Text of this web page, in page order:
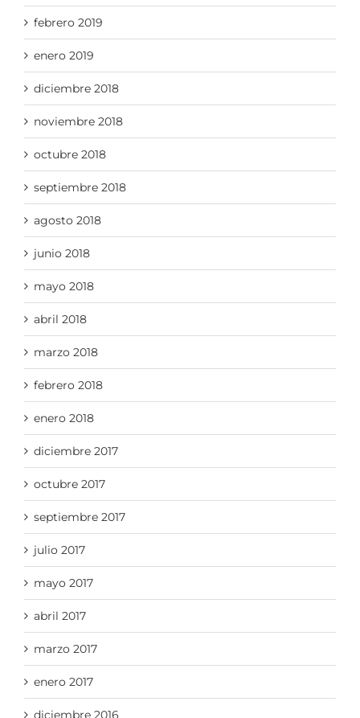
febrero 2019
enero 2019
diciembre 2018
noviembre 2018
octubre 2018
septiembre 2018
agosto 2018
junio 2018
mayo 2018
abril 2018
marzo 2018
febrero 2018
enero 2018
diciembre 2017
octubre 2017
septiembre 2017
julio 2017
mayo 2017
abril 2017
marzo 2017
enero 2017